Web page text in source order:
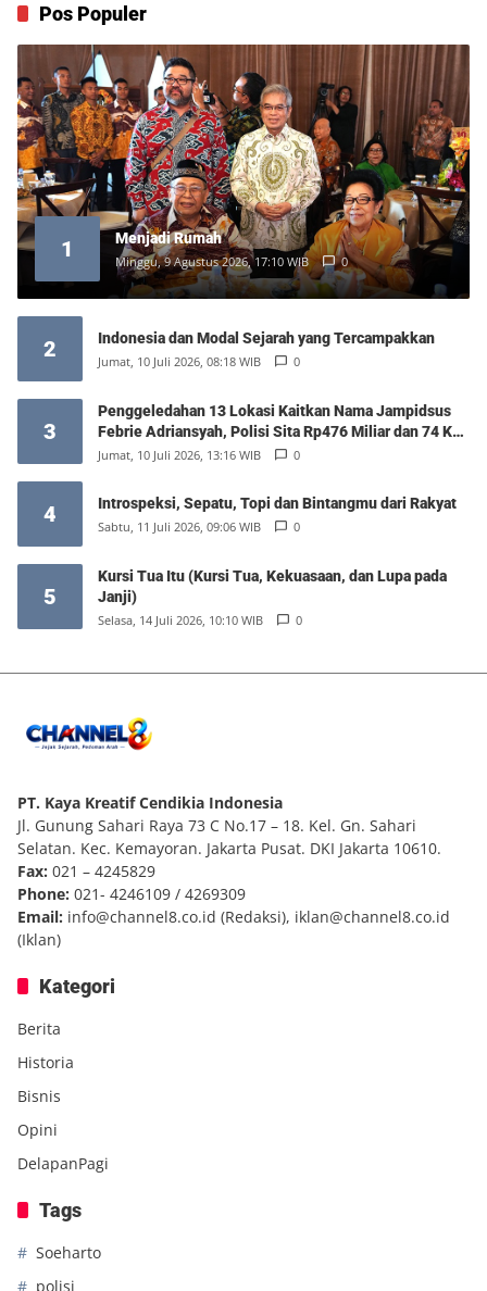
Pos Populer
1 Menjadi Rumah
Minggu, 9 Agustus 2026, 17:10 WIB 0
2 Indonesia dan Modal Sejarah yang Tercampakkan
Jumat, 10 Juli 2026, 08:18 WIB 0
3
Penggeledahan 13 Lokasi Kaitkan Nama Jampidsus
Febrie Adriansyah, Polisi Sita Rp476 Miliar dan 74 Kg
Emas
Jumat, 10 Juli 2026, 13:16 WIB 0
4 Introspeksi, Sepatu, Topi dan Bintangmu dari Rakyat
Sabtu, 11 Juli 2026, 09:06 WIB 0
5
Kursi Tua Itu (Kursi Tua, Kekuasaan, dan Lupa pada
Janji)
Selasa, 14 Juli 2026, 10:10 WIB 0
PT. Kaya Kreatif Cendikia Indonesia
Jl. Gunung Sahari Raya 73 C No.17 – 18. Kel. Gn. Sahari
Selatan. Kec. Kemayoran. Jakarta Pusat. DKI Jakarta 10610.
Fax: 021 – 4245829
Phone: 021- 4246109 / 4269309
Email: info@channel8.co.id (Redaksi), iklan@channel8.co.id
(Iklan)
Kategori
Berita
Historia
Bisnis
Opini
DelapanPagi
Tags
Soeharto
polisi